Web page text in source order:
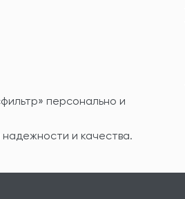
персонально и
и качества.